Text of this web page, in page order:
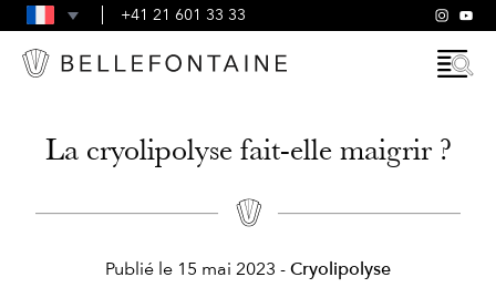
FAQ
CONDITIONS GÉNÉRALES
+41 21 601 33 33
La cryolipolyse fait-elle maigrir ?
Publié le 15 mai 2023 -Cryolipolyse